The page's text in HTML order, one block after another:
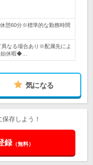
憩60分※標準的な勤務時間
なる場合あり※配属先によ
休暇◆…
気になる
存しよう！
録（無料）